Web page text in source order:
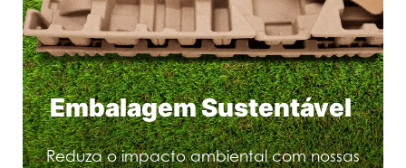
Embalagem Sustentável
Reduza o impacto ambiental com nossas